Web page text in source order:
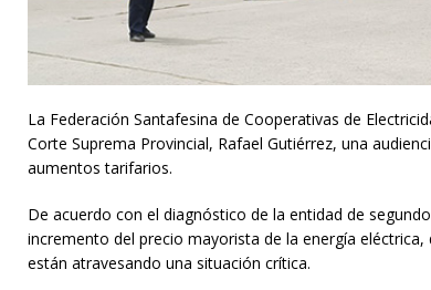
La Federación Santafesina de Cooperativas de
Corte Suprema Provincial, Rafael Gutiérrez, una
aumentos tarifarios.
De acuerdo con el diagnóstico de la entidad de
incremento del precio mayorista de la energía
están atravesando una situación crítica.